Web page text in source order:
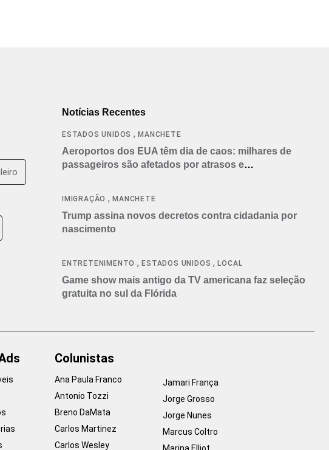
Notícias Recentes
ESTADOS UNIDOS ,MANCHETE
Aeroportos dos EUA têm dia de caos: milhares de
passageiros são afetados por atrasos e
IMIGRAÇÃO ,MANCHETE
Trump assina novos decretos contra cidadania por
nascimento
ENTRETENIMENTO ,ESTADOS UNIDOS ,LOCAL
Game show mais antigo da TV americana faz seleção
gratuita no sul da Flórida
Colunistas
Ana Paula Franco
Antonio Tozzi
Breno DaMata
Carlos Martinez
Carlos Wesley
Jamari França
Jorge Grosso
Jorge Nunes
Marcus Coltro